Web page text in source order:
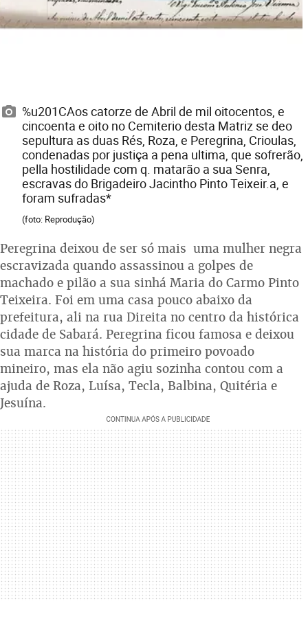
%u201CAos catorze de Abril de mil oitocentos, e
cincoenta e oito no Cemiterio desta Matriz se deo
sepultura as duas Rés, Roza, e Peregrina, Crioulas,
condenadas por justiça a pena ultima, que sofrerão,
pella hostilidade com q. matarão a sua Senra,
escravas do Brigadeiro Jacintho Pinto Teixeir.a, e
foram sufradas*
(foto: Reprodução)
Peregrina deixou de ser só mais uma mulher negra
escravizada quando assassinou a golpes de
machado e pilão a sua sinhá Maria do Carmo Pinto
Teixeira. Foi em uma casa pouco abaixo da
prefeitura, ali na rua Direita no centro da histórica
cidade de Sabará. Peregrina ficou famosa e deixou
sua marca na história do primeiro povoado
mineiro, mas ela não agiu sozinha contou com a
ajuda de Roza, Luísa, Tecla, Balbina, Quitéria e
Jesuína.